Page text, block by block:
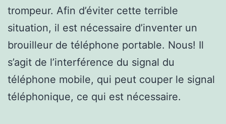
trompeur. Afin d’éviter cette terrible
situation, il est nécessaire d’inventer un
brouilleur de téléphone portable. Nous! Il
s’agit de l’interférence du signal du
téléphone mobile, qui peut couper le signal
téléphonique, ce qui est nécessaire.